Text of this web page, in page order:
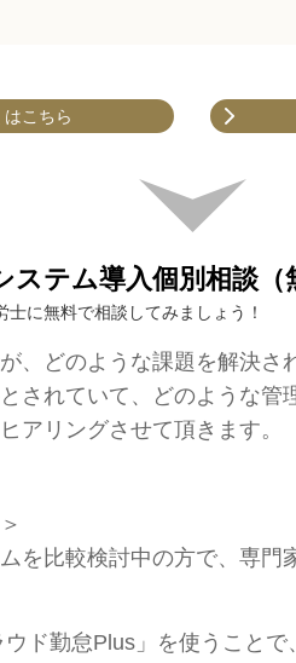
こちら
テム導入個別相談（
に無料で相談してみましょう！
、どのような課題を解決さ
されていて、どのような管
アリングさせて頂きます。
を比較検討中の方で、専門
ド勤怠Plus」を使うことで、